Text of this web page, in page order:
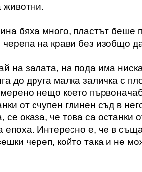
животни.
бяха много, пластът беше
на крави без изобщо
на залата, на пода има
до друга малка заличка с
нещо което
от счупен глинен съд в
оказа, че това са останки
епоха. Интересно е, че в
череп, който така и не